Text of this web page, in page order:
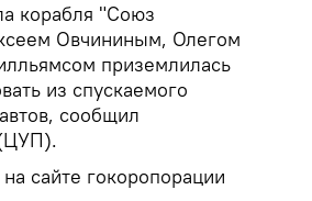
корабля "Союз
Овчининым, Олегом
приземлилась
из спускаемого
сообщил
сайте гокоропорации